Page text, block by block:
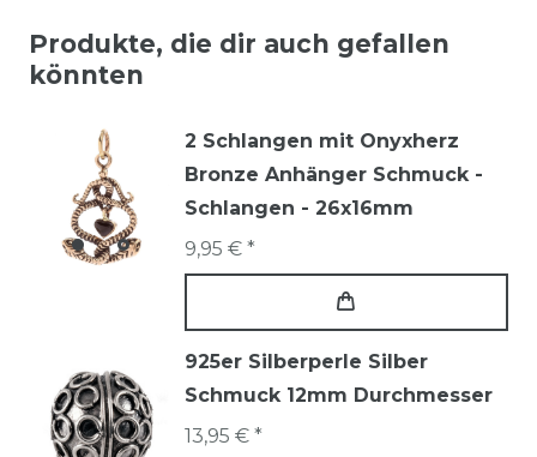
Produkte, die dir auch gefallen
könnten
2 Schlangen mit Onyxherz
Bronze Anhänger Schmuck -
Schlangen - 26x16mm
9,95 € *
925er Silberperle Silber
Schmuck 12mm Durchmesser
13,95 € *